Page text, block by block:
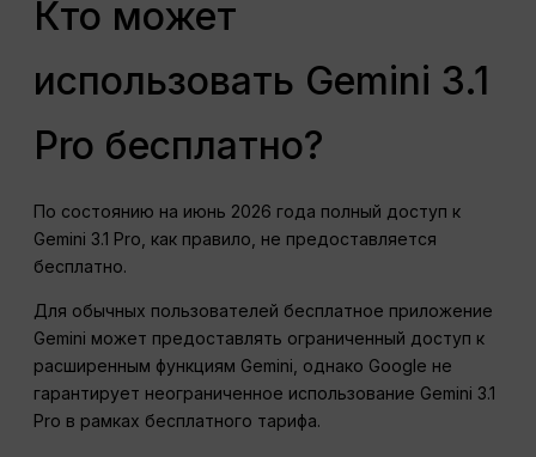
Кто может
использовать Gemini 3.1
Pro бесплатно?
По состоянию на июнь 2026 года полный доступ к
Gemini 3.1 Pro, как правило, не предоставляется
бесплатно.
Для обычных пользователей бесплатное приложение
Gemini может предоставлять ограниченный доступ к
расширенным функциям Gemini, однако Google не
гарантирует неограниченное использование Gemini 3.1
Pro в рамках бесплатного тарифа.